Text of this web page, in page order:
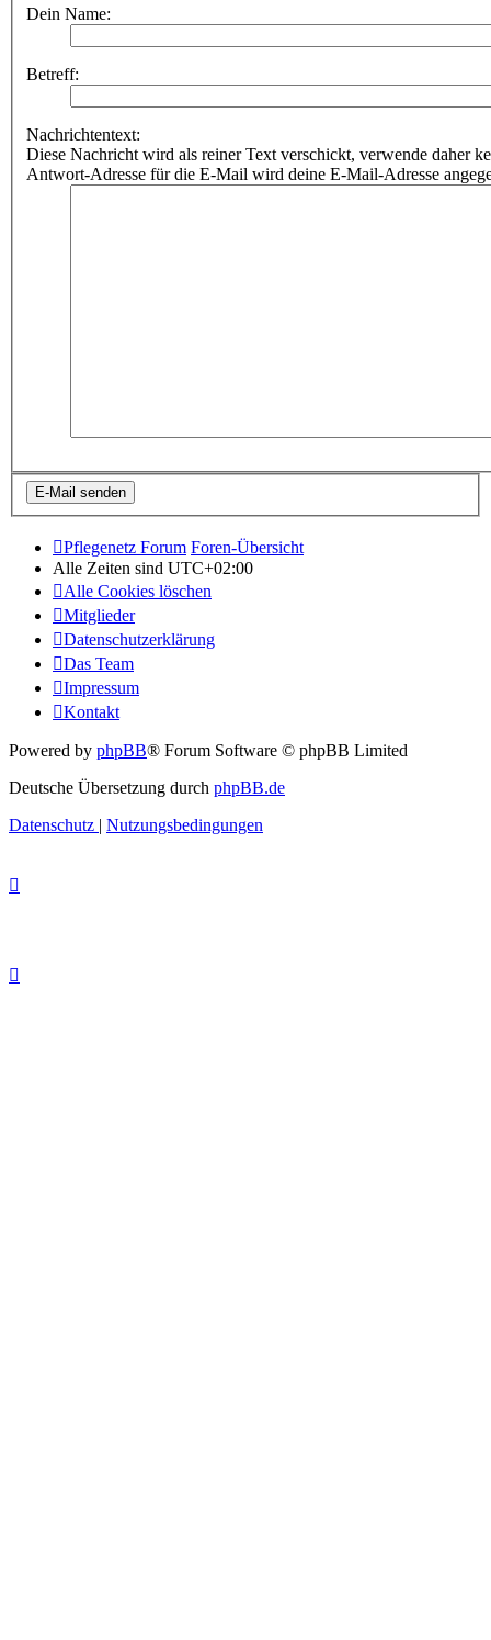
Dein Name:
Betreff:
Nachrichtentext:
Diese Nachricht wird als reiner Text verschickt, verwende daher
Antwort-Adresse für die E-Mail wird deine E-Mail-Adresse
Pflegenetz Forum Foren-Übersicht
Alle Zeiten sind UTC+02:00
Alle Cookies löschen
Mitglieder
Datenschutzerklärung
Das Team
Impressum
Kontakt
Powered by phpBB® Forum Software © phpBB Limited
Deutsche Übersetzung durch phpBB.de
Datenschutz
Nutzungsbedingungen